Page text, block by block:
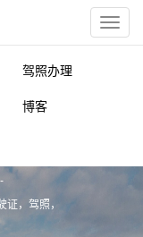
驾照办理
博客
-
，驾照，